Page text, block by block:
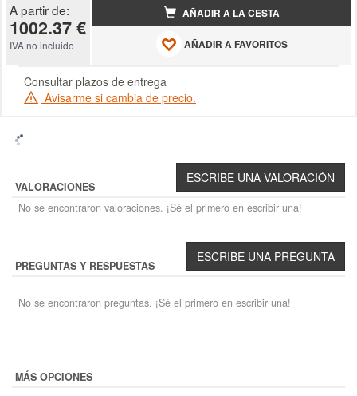
A partir de:
1002.37 €
IVA no incluido
AÑADIR A LA CESTA
AÑADIR A FAVORITOS
Consultar plazos de entrega
Avisarme si cambia de precio.
VALORACIONES
No se encontraron valoraciones. ¡Sé el primero en escribir una!
PREGUNTAS Y RESPUESTAS
No se encontraron preguntas. ¡Sé el primero en escribir una!
MÁS OPCIONES